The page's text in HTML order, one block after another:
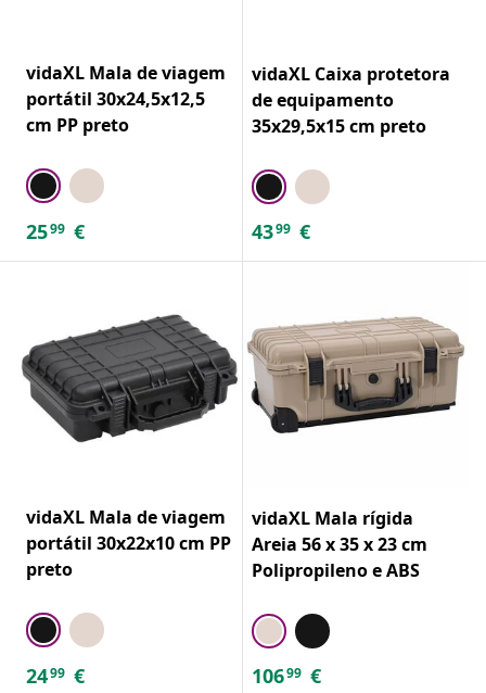
vidaXL Mala de viagem
portátil 30x24,5x12,5
cm PP preto
2599 €
vidaXL Caixa protetora
de equipamento
35x29,5x15 cm preto
4399 €
vidaXL Mala de viagem
portátil 30x22x10 cm PP
preto
2499 €
vidaXL Mala rígida
Areia 56 x 35 x 23 cm
Polipropileno e ABS
10699 €